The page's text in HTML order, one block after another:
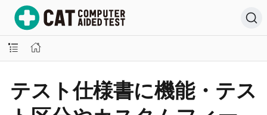
テスト仕様書に機能・テス